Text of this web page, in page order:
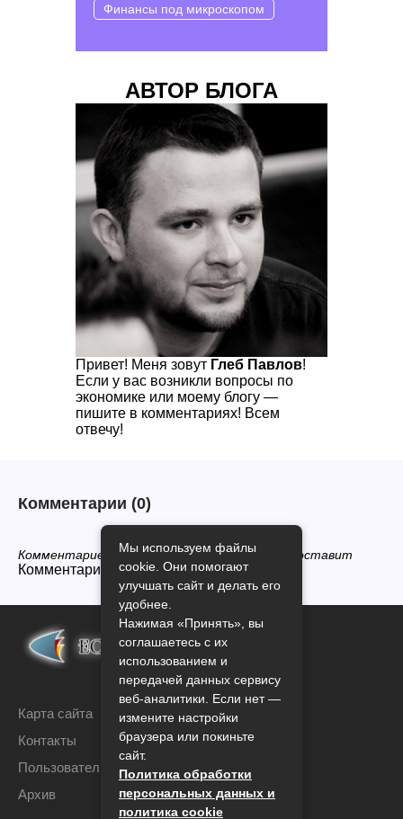
Финансы под микроскопом
АВТОР БЛОГА
Привет! Меня зовут Глеб Павлов!
Если у вас возникли вопросы по
экономике или моему блогу —
пишите в комментариях! Всем
отвечу!
Комментарии (0)
Комментариев нет, будьте первым кто его оставит
Комментарии закрыты.
Карта сайта
Контакты
Пользовательское соглашение
Архив
Мы используем файлы
cookie. Они помогают
улучшать сайт и делать его
удобнее.
Нажимая «Принять», вы
соглашаетесь с их
использованием и
передачей данных сервису
веб-аналитики. Если нет —
измените настройки
браузера или покиньте
сайт.
Политика обработки
персональных данных и
политика cookie